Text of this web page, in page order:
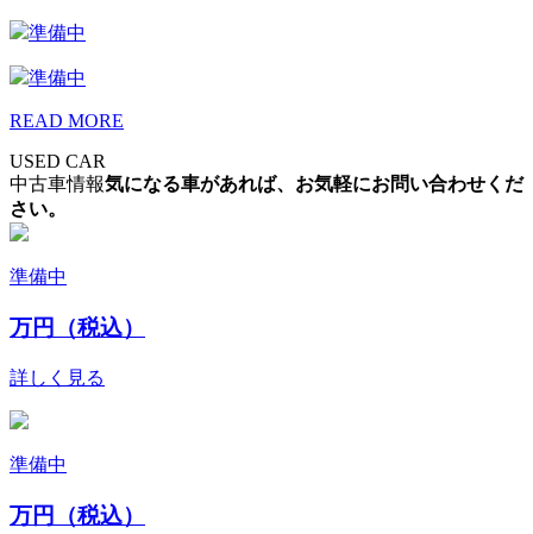
準備中
準備中
READ MORE
USED CAR
中古車情報気になる車があれば、お気軽にお問い合わせくだ
さい。
準備中
万円（税込）
詳しく見る
準備中
万円（税込）